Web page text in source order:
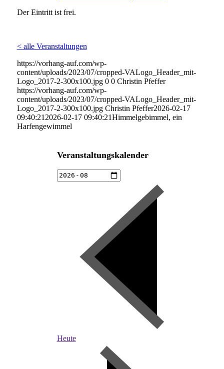
Der Eintritt ist frei.
< alle Veranstaltungen
https://vorhang-auf.com/wp-
content/uploads/2023/07/cropped-VALogo_Header_mit-
Logo_2017-2-300x100.jpg 0 0 Christin Pfeffer
https://vorhang-auf.com/wp-
content/uploads/2023/07/cropped-VALogo_Header_mit-
Logo_2017-2-300x100.jpg Christin Pfeffer2026-02-17
09:40:21 2026-02-17 09:40:21Himmelgebimmel, ein
Harfengewimmel
Veranstaltungskalender
Heute